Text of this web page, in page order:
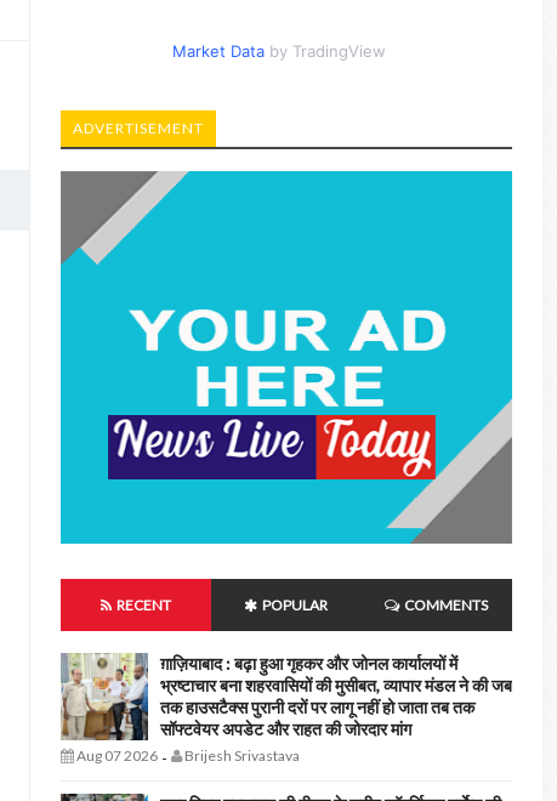
Market Databy TradingView
ADVERTISEMENT
RECENT POPULAR COMMENTS
ग़ाज़ियाबाद : बढ़ा हुआ गृहकर और जोनल कार्यालयों में
भ्रष्टाचार बना शहरवासियों की मुसीबत, व्यापार मंडल ने की जब
तक हाउसटैक्स पुरानी दरों पर लागू नहीं हो जाता तब तक
सॉफ्टवेयर अपडेट और राहत की जोरदार मांग
Aug 07 2026- Brijesh Srivastava